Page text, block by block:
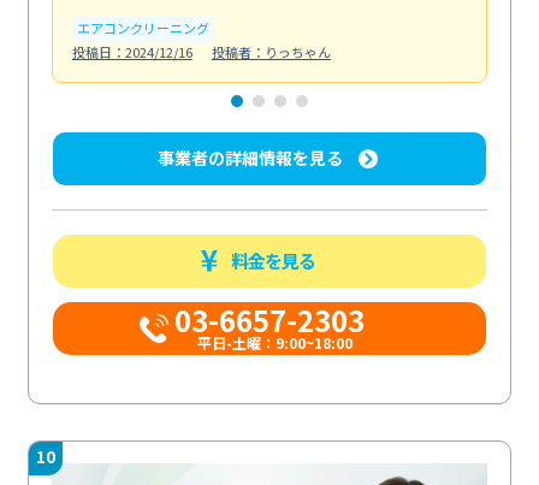
エアコンクリーニング
投稿日：2024/12/16
投稿者：りっちゃん
事業者の詳細情報を見る
料金を見る
03-6657-2303
平日-土曜：9:00~18:00
10